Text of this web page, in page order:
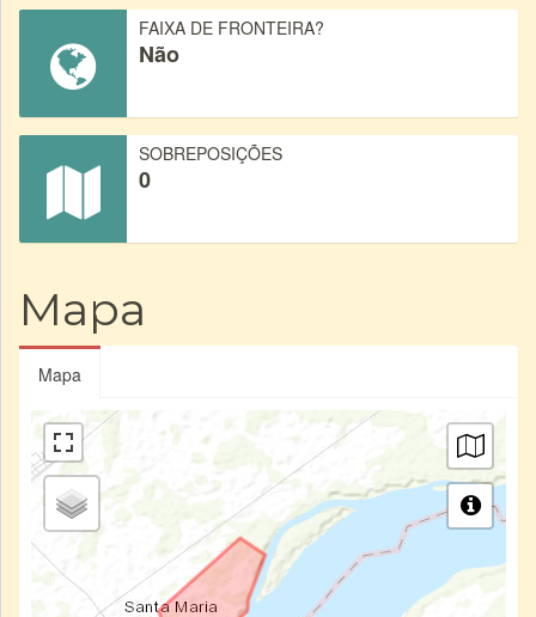
FAIXA DE FRONTEIRA?
Não
SOBREPOSIÇÕES
0
Mapa
Mapa